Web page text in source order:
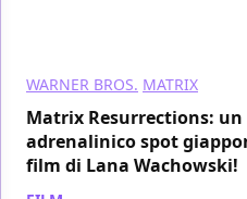
WARNER BROS. MATRIX
Matrix Resurrections:
adrenalinico spot
film di Lana Wachowski!